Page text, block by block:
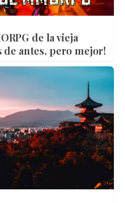
de la vieja
de antes, pero mejor!